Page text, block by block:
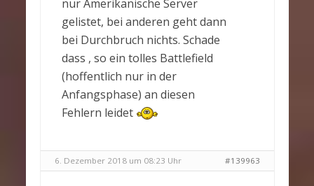
nur Amerikanische Server
gelistet, bei anderen geht dann
bei Durchbruch nichts. Schade
dass , so ein tolles Battlefield
(hoffentlich nur in der
Anfangsphase) an diesen
Fehlern leidet
6. Dezember 2018 um 08:23 Uhr #139963